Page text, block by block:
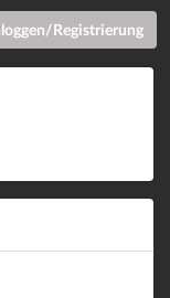
Registrierung